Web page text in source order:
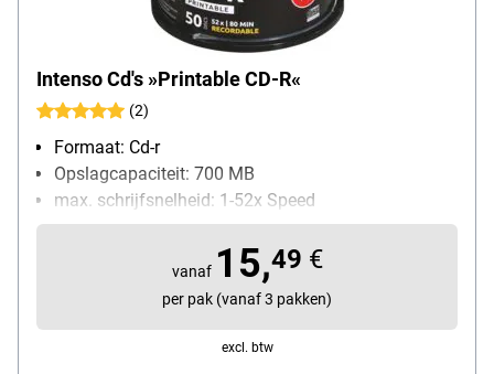
Intenso Cd's »Printable CD-R«
(2)
Formaat: Cd-r
Opslagcapaciteit: 700 MB
max. schrijfsnelheid: 1-52x Speed
Bijzonderheden: met geschikte inkjetprinters te
Inhoud per pak: 50 stuk(s)
vanaf 15,49 €
per pak (vanaf 3 pakken)
excl. btw